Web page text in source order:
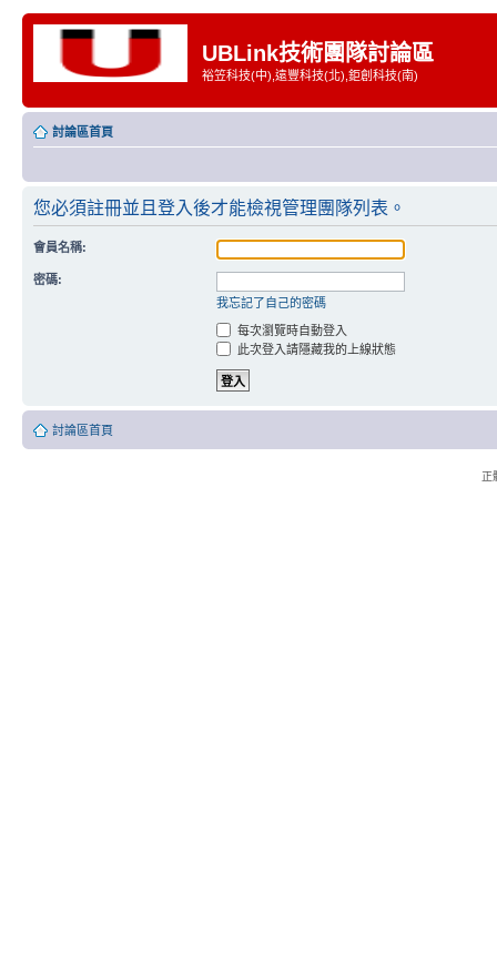
UBLink技術團隊討論區
裕笠科技(中),遠豐科技(北),鉅創科技(南)
討論區首頁
您必須註冊並且登入後才能檢視管理團隊列表。
會員名稱:
密碼:
我忘記了自己的密碼
每次瀏覽時自動登入
此次登入請隱藏我的上線狀態
討論區首頁
正